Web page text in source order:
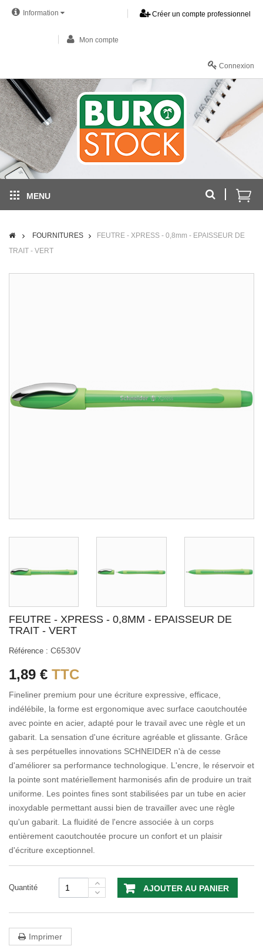
Information Créer un compte professionnel
Mon compte
Connexion
MENU
FOURNITURES
FEUTRE - XPRESS - 0,8mm - EPAISSEUR DE
TRAIT - VERT
FEUTRE - XPRESS - 0,8MM - EPAISSEUR DE
TRAIT - VERT
Référence : C6530V
1,89 € TTC
Fineliner premium pour une écriture expressive, efficace,
indélébile, la forme est ergonomique avec surface caoutchoutée
avec pointe en acier, adapté pour le travail avec une règle et un
gabarit. La sensation d'une écriture agréable et glissante. Grâce
à ses perpétuelles innovations SCHNEIDER n'à de cesse
d'améliorer sa performance technologique. L'encre, le réservoir et
la pointe sont matériellement harmonisés afin de produire un trait
uniforme. Les pointes fines sont stabilisées par un tube en acier
inoxydable permettant aussi bien de travailler avec une règle
qu'un gabarit. La fluidité de l'encre associée à un corps
entièrement caoutchoutée procure un confort et un plaisir
d'écriture exceptionnel.
Quantité AJOUTER AU PANIER
Imprimer